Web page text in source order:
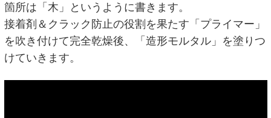
箇所は「木」というように書きます。
接着剤＆クラック防止の役割を果たす「プライマー」
を吹き付けて完全乾燥後、「造形モルタル」を塗りつ
けていきます。